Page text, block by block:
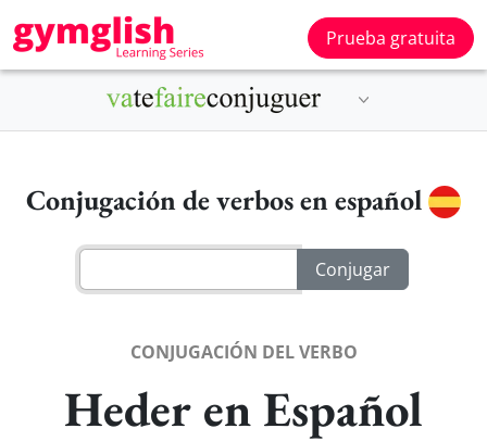
Prueba gratuita
Conjugación de verbos en español
CONJUGACIÓN DEL VERBO
Heder en Español